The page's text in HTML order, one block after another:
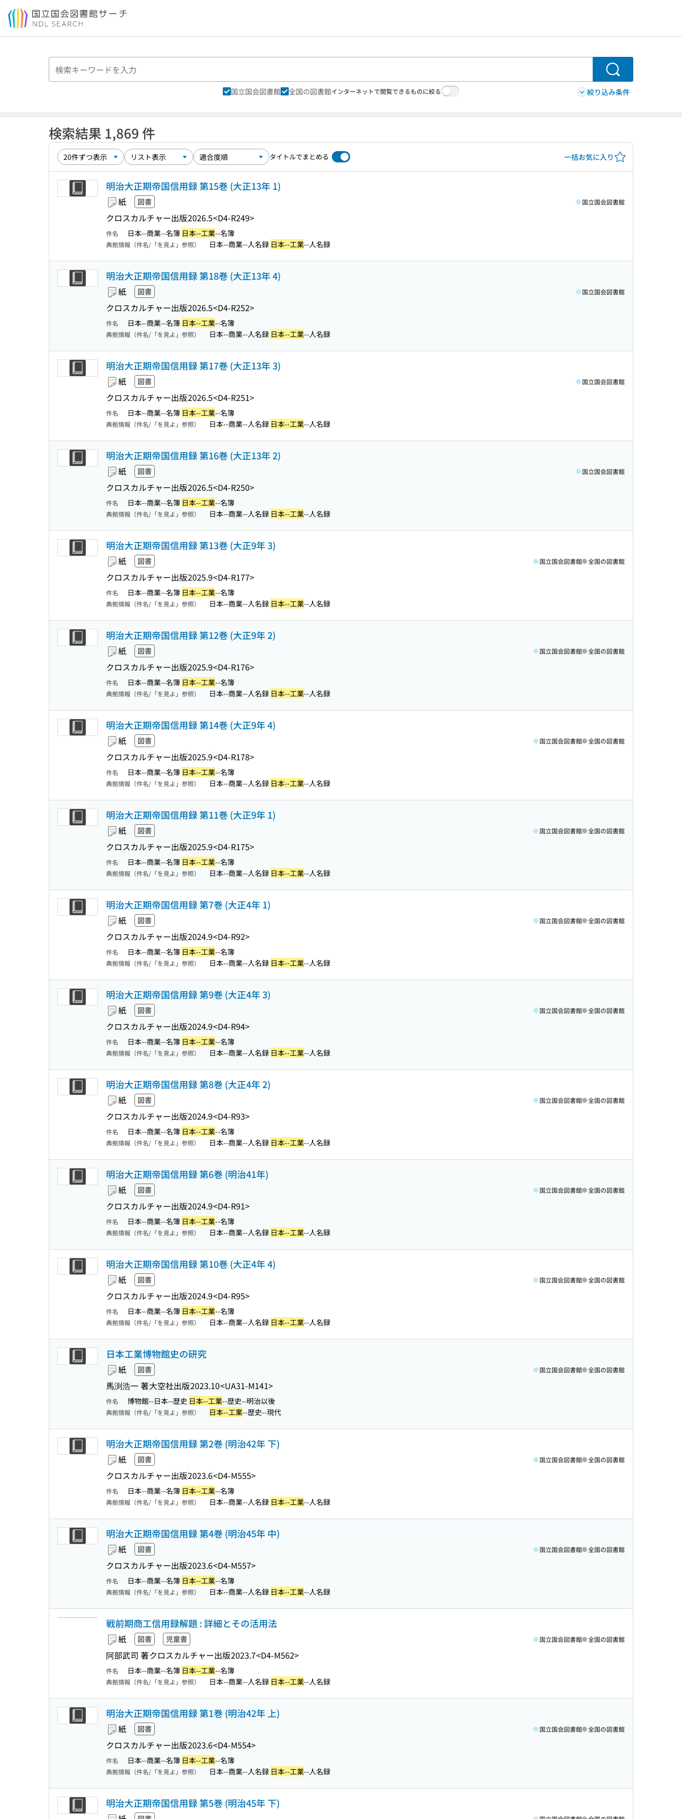
本文へ移動
検索
国立国会図書館 全国の図書館インターネットで閲覧できるものに絞る 絞り込み条件
検索結果 1,869 件
タイトルでまとめる 一括お気に入り
明治大正期帝国信用録 第15巻 (大正13年 1)
紙 図書
クロスカルチャー出版2026.5<D4-R249>
国立国会図書館
件名 日本--商業--名簿 日本--工業--名簿
典拠情報（件名/「を見よ」参照） 日本--商業--人名録 日本--工業--人名録
明治大正期帝国信用録 第18巻 (大正13年 4)
紙 図書
クロスカルチャー出版2026.5<D4-R252>
国立国会図書館
件名 日本--商業--名簿 日本--工業--名簿
典拠情報（件名/「を見よ」参照） 日本--商業--人名録 日本--工業--人名録
明治大正期帝国信用録 第17巻 (大正13年 3)
紙 図書
クロスカルチャー出版2026.5<D4-R251>
国立国会図書館
件名 日本--商業--名簿 日本--工業--名簿
典拠情報（件名/「を見よ」参照） 日本--商業--人名録 日本--工業--人名録
明治大正期帝国信用録 第16巻 (大正13年 2)
紙 図書
クロスカルチャー出版2026.5<D4-R250>
国立国会図書館
件名 日本--商業--名簿 日本--工業--名簿
典拠情報（件名/「を見よ」参照） 日本--商業--人名録 日本--工業--人名録
明治大正期帝国信用録 第13巻 (大正9年 3)
紙 図書
クロスカルチャー出版2025.9<D4-R177>
国立国会図書館 全国の図書館
件名 日本--商業--名簿 日本--工業--名簿
典拠情報（件名/「を見よ」参照） 日本--商業--人名録 日本--工業--人名録
明治大正期帝国信用録 第12巻 (大正9年 2)
紙 図書
クロスカルチャー出版2025.9<D4-R176>
国立国会図書館 全国の図書館
件名 日本--商業--名簿 日本--工業--名簿
典拠情報（件名/「を見よ」参照） 日本--商業--人名録 日本--工業--人名録
明治大正期帝国信用録 第14巻 (大正9年 4)
紙 図書
クロスカルチャー出版2025.9<D4-R178>
国立国会図書館 全国の図書館
件名 日本--商業--名簿 日本--工業--名簿
典拠情報（件名/「を見よ」参照） 日本--商業--人名録 日本--工業--人名録
明治大正期帝国信用録 第11巻 (大正9年 1)
紙 図書
クロスカルチャー出版2025.9<D4-R175>
国立国会図書館 全国の図書館
件名 日本--商業--名簿 日本--工業--名簿
典拠情報（件名/「を見よ」参照） 日本--商業--人名録 日本--工業--人名録
明治大正期帝国信用録 第7巻 (大正4年 1)
紙 図書
クロスカルチャー出版2024.9<D4-R92>
国立国会図書館 全国の図書館
件名 日本--商業--名簿 日本--工業--名簿
典拠情報（件名/「を見よ」参照） 日本--商業--人名録 日本--工業--人名録
明治大正期帝国信用録 第9巻 (大正4年 3)
紙 図書
クロスカルチャー出版2024.9<D4-R94>
国立国会図書館 全国の図書館
件名 日本--商業--名簿 日本--工業--名簿
典拠情報（件名/「を見よ」参照） 日本--商業--人名録 日本--工業--人名録
明治大正期帝国信用録 第8巻 (大正4年 2)
紙 図書
クロスカルチャー出版2024.9<D4-R93>
国立国会図書館 全国の図書館
件名 日本--商業--名簿 日本--工業--名簿
典拠情報（件名/「を見よ」参照） 日本--商業--人名録 日本--工業--人名録
明治大正期帝国信用録 第6巻 (明治41年)
紙 図書
クロスカルチャー出版2024.9<D4-R91>
国立国会図書館 全国の図書館
件名 日本--商業--名簿 日本--工業--名簿
典拠情報（件名/「を見よ」参照） 日本--商業--人名録 日本--工業--人名録
明治大正期帝国信用録 第10巻 (大正4年 4)
紙 図書
クロスカルチャー出版2024.9<D4-R95>
国立国会図書館 全国の図書館
件名 日本--商業--名簿 日本--工業--名簿
典拠情報（件名/「を見よ」参照） 日本--商業--人名録 日本--工業--人名録
日本工業博物館史の研究
紙 図書
馬渕浩一 著大空社出版2023.10<UA31-M141>
国立国会図書館 全国の図書館
件名 博物館--日本--歴史 日本--工業--歴史--明治以後
典拠情報（件名/「を見よ」参照） 日本--工業--歴史--現代
明治大正期帝国信用録 第2巻 (明治42年 下)
紙 図書
クロスカルチャー出版2023.6<D4-M555>
国立国会図書館 全国の図書館
件名 日本--商業--名簿 日本--工業--名簿
典拠情報（件名/「を見よ」参照） 日本--商業--人名録 日本--工業--人名録
明治大正期帝国信用録 第4巻 (明治45年 中)
紙 図書
クロスカルチャー出版2023.6<D4-M557>
国立国会図書館 全国の図書館
件名 日本--商業--名簿 日本--工業--名簿
典拠情報（件名/「を見よ」参照） 日本--商業--人名録 日本--工業--人名録
戦前期商工信用録解題 : 詳細とその活用法
紙 図書 児童書
阿部武司 著クロスカルチャー出版2023.7<D4-M562>
国立国会図書館 全国の図書館
件名 日本--商業--名簿 日本--工業--名簿
典拠情報（件名/「を見よ」参照） 日本--商業--人名録 日本--工業--人名録
明治大正期帝国信用録 第1巻 (明治42年 上)
紙 図書
クロスカルチャー出版2023.6<D4-M554>
国立国会図書館 全国の図書館
件名 日本--商業--名簿 日本--工業--名簿
典拠情報（件名/「を見よ」参照） 日本--商業--人名録 日本--工業--人名録
明治大正期帝国信用録 第5巻 (明治45年 下)